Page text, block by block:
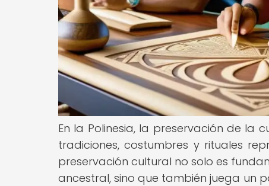
En la Polinesia, la preservación de la
tradiciones, costumbres y rituales
preservación cultural no solo es
ancestral, sino que también juega un